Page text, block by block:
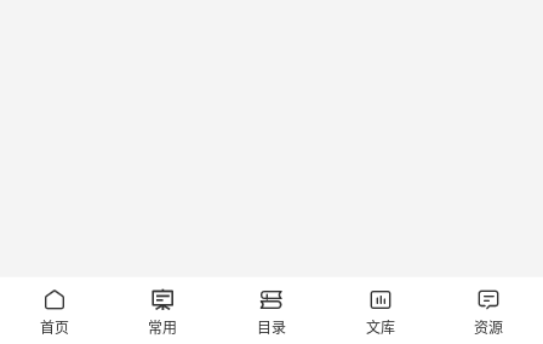

首页

常用

目录

文库

资源